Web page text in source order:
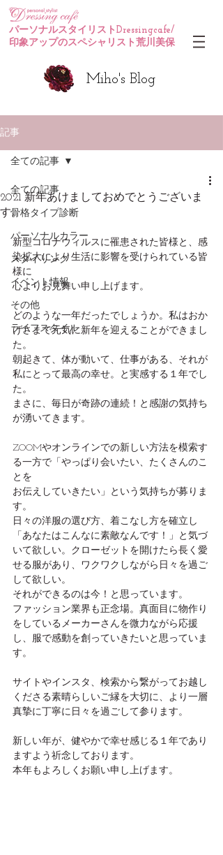
パーソナルスタイリストDressingcafe/
印象アップのスペシャリスト荒川美保
Miho's Blog
記事
全ての記事
骨格タイプ診断
パーソナルカラー
スタイリング
イベント情報
その他
ライフスタイル
全ての記事
2021 新年あけましておめでとうございま
す。
新型コロナウィルスに罹患された皆様と、感
染拡大により生活に影響を受けられている皆
様に
心よりお見舞い申し上げます。
どのような一年だったでしょうか。私はおか
げさまで元気に新年を迎えることができまし
た。
朝起きて、体が動いて、仕事がある、それが
私にとって最高の幸せ。と実感する１年でし
た。
まさに、毎日が奇跡の連続！と感謝の気持ち
が湧いてきます。
ZOOMやオンラインでの新しい方法を模索す
る一方で「やっぱり会いたい、たくさんのこ
とを
お伝えしていきたい」という気持ちが募りま
す。
日々の洋服の選び方、着こなし方を確立し
「あなたはこんなに素敵なんです！」と気づ
いて欲しい。クローゼットを開けたら長く愛
せる服があり、ワクワクしながら日々を過ご
して欲しい。
それができるのは今！と思っています。
ファッション業界も正念場。真面目に物作り
をしているメーカーさんを微力ながら応援
し、服で感動を創っていきたいと思っていま
す。
サイトやインスタ、検索から繋がってお越し
くださる素晴らしいご縁を大切に、より一層
真摯に丁寧に日々を過ごして参ります。
新しい年が、健やかで幸せ感じる１年であり
ますよう祈念しております。
本年もよろしくお願い申し上げます。